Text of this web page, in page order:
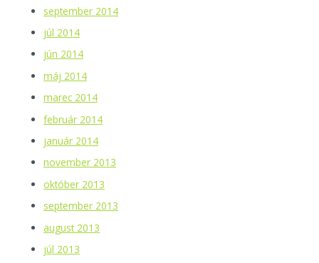
september 2014
júl 2014
jún 2014
máj 2014
marec 2014
február 2014
január 2014
november 2013
október 2013
september 2013
august 2013
júl 2013